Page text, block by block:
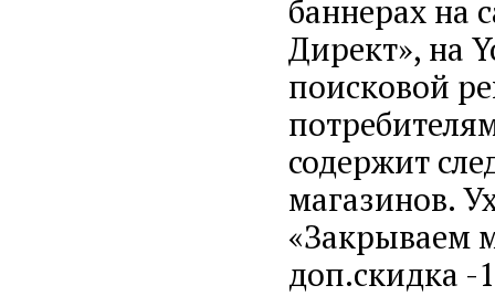
баннерах на
Директ», на
поисковой
содержит
магазинов.
«Закрываем
доп.скидка -